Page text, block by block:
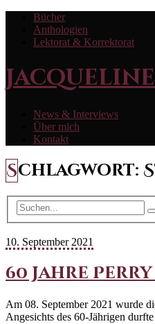
Bücher
Anthologien
Lektorat & Korrektorat
News & Interviews
Über mich
Kontakt
Schlagwort:
10. September 2021
60 Jahre
Am 08. September 2021 wurde
Angesichts des 60-Jährigen